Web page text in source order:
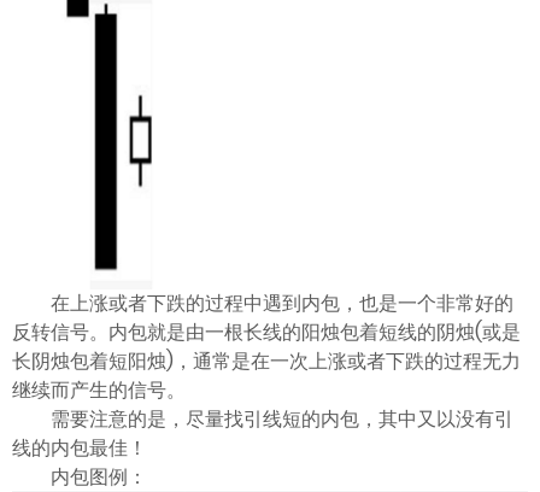
在上涨或者下跌的过程中遇到内包，也是一个非常好的
反转信号。内包就是由一根长线的阳烛包着短线的阴烛(或是
长阴烛包着短阳烛)，通常是在一次上涨或者下跌的过程无力
继续而产生的信号。
需要注意的是，尽量找引线短的内包，其中又以没有引
线的内包最佳！
内包图例：